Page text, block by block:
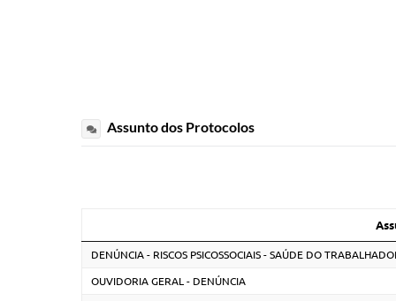
Assunto dos Protocolos
DENÚNCIA - RISCOS PSICOSSOCIAIS - SAÚDE DO
OUVIDORIA GERAL - DENÚNCIA